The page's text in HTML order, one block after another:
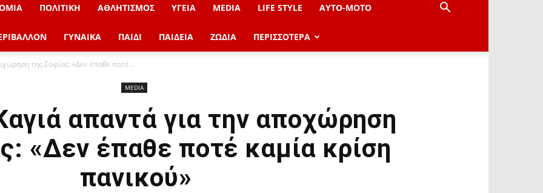
ΠΟΛΙΤΙΚΗ ΑΘΛΗΤΙΣΜΟΣ ΥΓΕΙΑ MEDIA LIFE STYLE AYTO-ΜOTO
ΓΥΝΑΙΚΑ ΠΑΙΔΙ ΠΑΙΔΕΙΑ ΖΩΔΙΑ ΠΕΡΙΣΣΟΤΕΡΑ
της Σοφίας: «Δεν έπαθε ποτέ...
MEDIA
απαντά για την αποχώρηση
«Δεν έπαθε ποτέ καμία κρίση
πανικού»